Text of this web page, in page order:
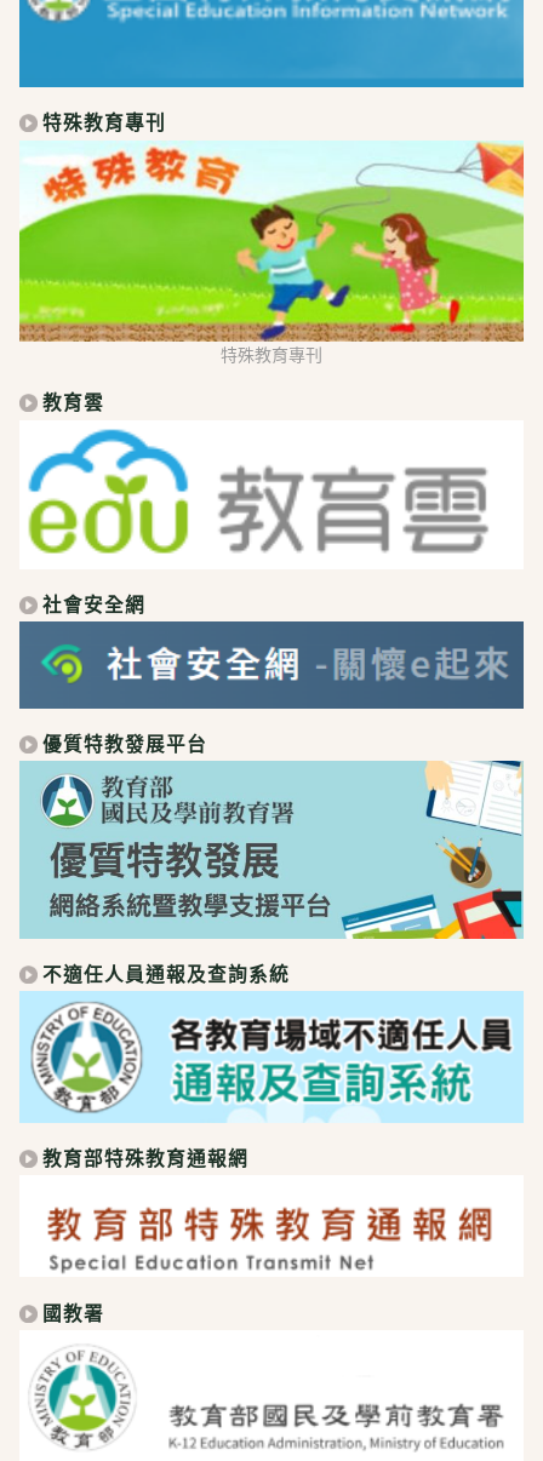
特殊教育專刊
特殊教育專刊
教育雲
社會安全網
優質特教發展平台
不適任人員通報及查詢系統
教育部特殊教育通報網
國教署